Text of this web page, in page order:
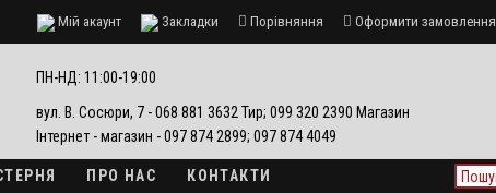
Мій акаунт Закладки Порівняння Оформити замовлення
ПН-НД: 11:00-19:00
вул. В. Сосюри, 7 - 068 881 3632 Тир; 099 320 2390 Магазин
Інтернет - магазин - 097 874 2899; 097 874 4049
ПРО НАС КОНТАКТИ